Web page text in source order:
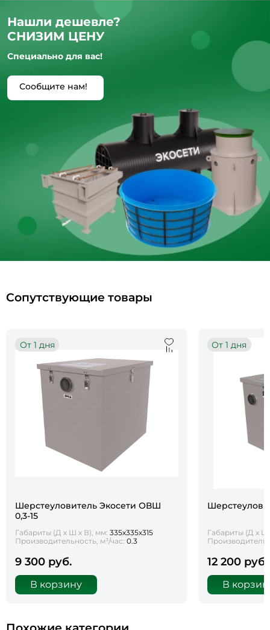
Нашли дешевле?
СНИЗИМ ЦЕНУ
Специально для вас!
Сообщите нам!
Сопутствующие товары
От 1 дня
Шерстеуловитель Экосети ОВШ
0,3-15
Габариты (Д х Ш х В), мм: 335х335х315
Производительность, м³/час: 0.3
9 300 руб.
В корзину
От 1 дня
Габариты (Д х Ш
12 200 руб.
В